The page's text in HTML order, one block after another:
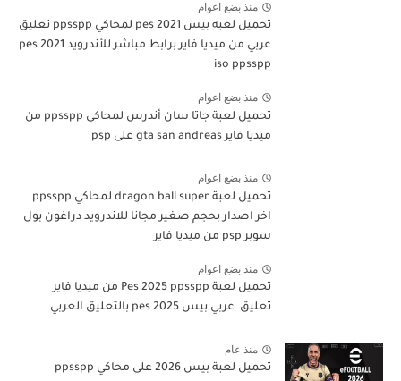
منذ بضع اعوام
تحميل لعبه بيس pes 2021 لمحاكي ppsspp تعليق
عربي من ميديا فاير برابط مباشر للأندرويد pes 2021
iso ppsspp
منذ بضع اعوام
تحميل لعبة جاتا سان أندرس لمحاكي ppsspp من
ميديا فاير gta san andreas على psp
منذ بضع اعوام
تحميل لعبة dragon ball super لمحاكي ppsspp
اخر اصدار بحجم صغير مجانا للاندرويد دراغون بول
سوبر psp من ميديا فاير
منذ بضع اعوام
تحميل لعبة Pes 2025 ppsspp من ميديا فاير
تعليق عربي بيس pes 2025 بالتعليق العربي
منذ عام
تحميل لعبة بيس 2026 على محاكي ppsspp